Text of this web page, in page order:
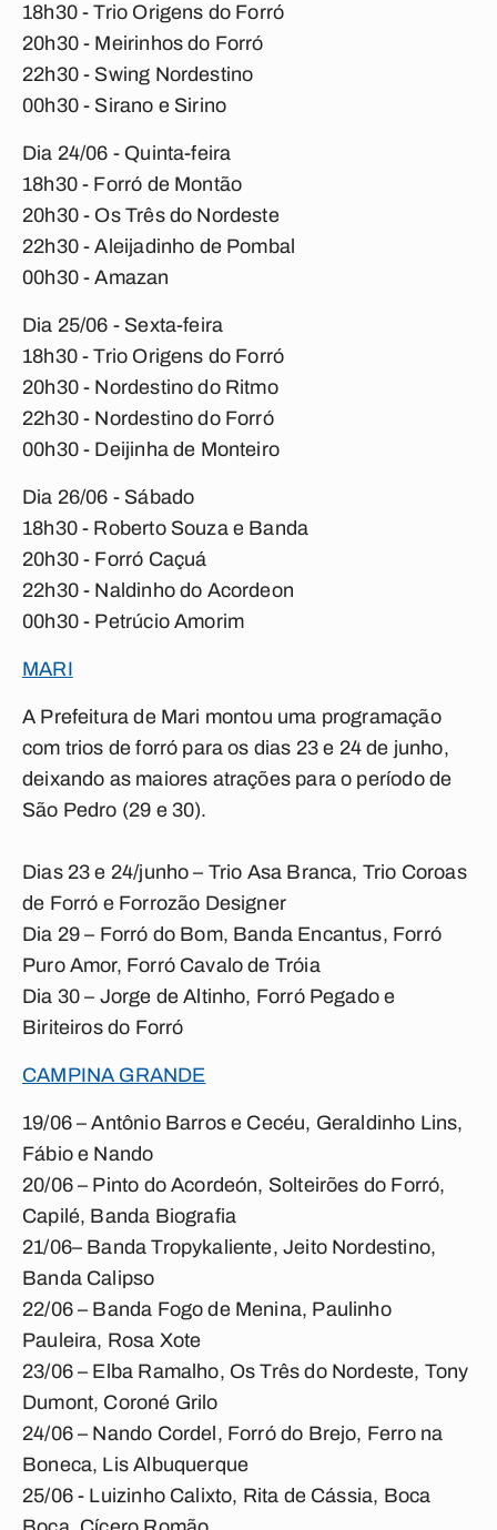
18h30 - Trio Origens do Forró
20h30 - Meirinhos do Forró
22h30 - Swing Nordestino
00h30 - Sirano e Sirino
Dia 24/06 - Quinta-feira
18h30 - Forró de Montão
20h30 - Os Três do Nordeste
22h30 - Aleijadinho de Pombal
00h30 - Amazan
Dia 25/06 - Sexta-feira
18h30 - Trio Origens do Forró
20h30 - Nordestino do Ritmo
22h30 - Nordestino do Forró
00h30 - Deijinha de Monteiro
Dia 26/06 - Sábado
18h30 - Roberto Souza e Banda
20h30 - Forró Caçuá
22h30 - Naldinho do Acordeon
00h30 - Petrúcio Amorim
MARI
A Prefeitura de Mari montou uma programação
com trios de forró para os dias 23 e 24 de junho,
deixando as maiores atrações para o período de
São Pedro (29 e 30).
Dias 23 e 24/junho – Trio Asa Branca, Trio Coroas
de Forró e Forrozão Designer
Dia 29 – Forró do Bom, Banda Encantus, Forró
Puro Amor, Forró Cavalo de Tróia
Dia 30 – Jorge de Altinho, Forró Pegado e
Biriteiros do Forró
CAMPINA GRANDE
19/06 – Antônio Barros e Cecéu, Geraldinho Lins,
Fábio e Nando
20/06 – Pinto do Acordeón, Solteirões do Forró,
Capilé, Banda Biografia
21/06– Banda Tropykaliente, Jeito Nordestino,
Banda Calipso
22/06 – Banda Fogo de Menina, Paulinho
Pauleira, Rosa Xote
23/06 – Elba Ramalho, Os Três do Nordeste, Tony
Dumont, Coroné Grilo
24/06 – Nando Cordel, Forró do Brejo, Ferro na
Boneca, Lis Albuquerque
25/06 - Luizinho Calixto, Rita de Cássia, Boca